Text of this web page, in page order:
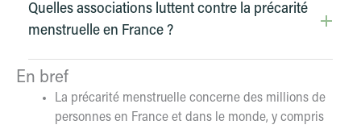
Quelles associations luttent contre la précarité
menstruelle en France ?
En bref
La précarité menstruelle concerne des millions de
personnes en France et dans le monde, y compris